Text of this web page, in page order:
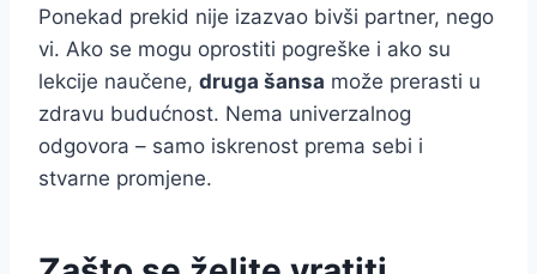
Ponekad prekid nije izazvao bivši partner, nego
vi. Ako se mogu oprostiti pogreške i ako su
lekcije naučene, druga šansa može prerasti u
zdravu budućnost. Nema univerzalnog
odgovora – samo iskrenost prema sebi i
stvarne promjene.